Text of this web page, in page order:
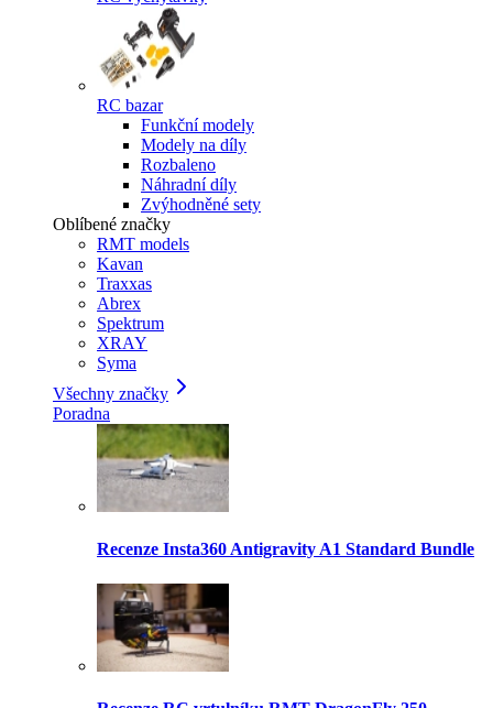
RC bazar
Funkční modely
Modely na díly
Rozbaleno
Náhradní díly
Zvýhodněné sety
Oblíbené značky
RMT models
Kavan
Traxxas
Abrex
Spektrum
XRAY
Syma
Všechny značky
Poradna
Recenze Insta360 Antigravity A1 Standard Bundle